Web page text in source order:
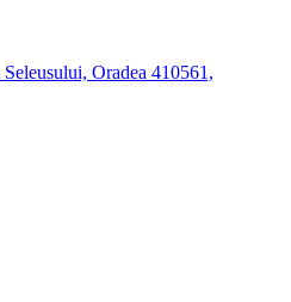
Oradea 410561,